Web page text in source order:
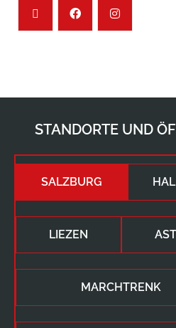
STANDORTE UND
SALZBURG
LIEZEN
MARCHTRENK